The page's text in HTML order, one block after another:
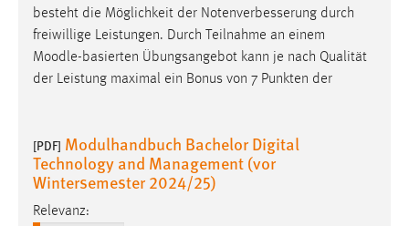
besteht die Möglichkeit der Notenverbesserung durch
freiwillige Leistungen. Durch Teilnahme an einem
Moodle-basierten Übungsangebot kann je nach Qualität
der Leistung maximal ein Bonus von 7 Punkten der
[PDF] Modulhandbuch Bachelor Digital
Technology and Management (vor
Wintersemester 2024/25)
Relevanz:
Zweck:
Das Cookie speichert die gewählte Sprache der Website.
Cookie Laufzeit:
Chat
Name:
MibewSessionID, MIBEW_UserID, mibew_locale, mibew-